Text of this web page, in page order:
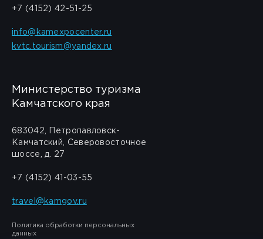
+7 (4152) 42-51-25
info@kamexpocenter.ru
kvtc.tourism@yandex.ru
Министерство туризма
Камчатского края
683042, Петропавловск-
Камчатский, Северовосточное
шоссе, д. 27
+7 (4152) 41-03-55
travel@kamgov.ru
Политика обработки персональных
данных